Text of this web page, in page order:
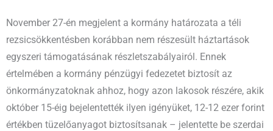
November 27-én megjelent a kormány határozata a téli
rezsicsökkentésben korábban nem részesült háztartások
egyszeri támogatásának részletszabályairól. Ennek
értelmében a kormány pénzügyi fedezetet biztosít az
önkormányzatoknak ahhoz, hogy azon lakosok részére, akik
október 15-éig bejelentették ilyen igényüket, 12-12 ezer forint
értékben tüzelőanyagot biztosítsanak – jelentette be szerdai